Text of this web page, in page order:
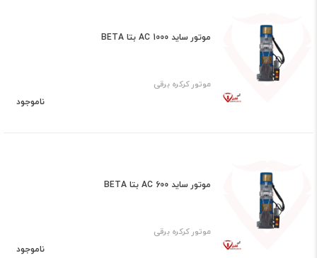
موتور ساید AC 1000 بتا BETA
موتور کرکره برقی
ناموجود
موتور ساید AC 600 بتا BETA
موتور کرکره برقی
ناموجود